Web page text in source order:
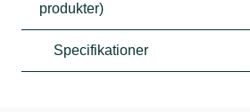
produkter)
Specifikationer